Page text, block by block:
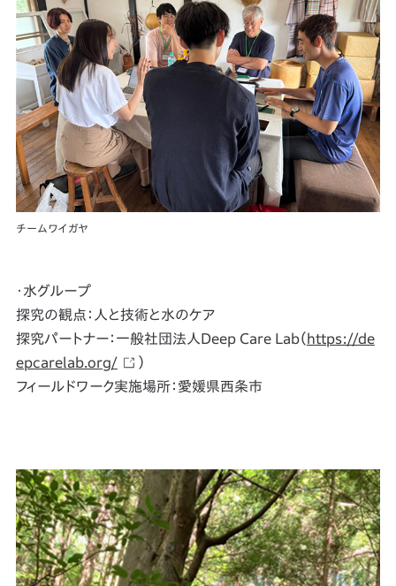
チームワイガヤ
・水グループ
探究の観点：人と技術と水のケア
探究パートナー：一般社団法人Deep Care Lab（ https://de
epcarelab.org/
）
フィールドワーク実施場所：愛媛県西条市